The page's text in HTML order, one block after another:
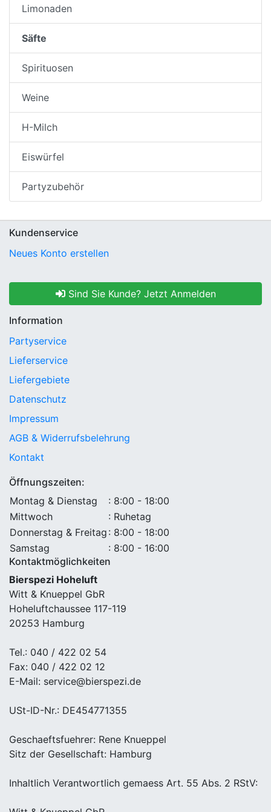
Limonaden
Säfte
Spirituosen
Weine
H-Milch
Eiswürfel
Partyzubehör
Kundenservice
Neues Konto erstellen
Sind Sie Kunde? Jetzt Anmelden
Information
Partyservice
Lieferservice
Liefergebiete
Datenschutz
Impressum
AGB & Widerrufsbelehrung
Kontakt
Öffnungszeiten:
Montag & Dienstag
: 8:00 - 18:00
Mittwoch
: Ruhetag
Donnerstag & Freitag : 8:00 - 18:00
Samstag
: 8:00 - 16:00
Kontaktmöglichkeiten
Bierspezi Hoheluft
Witt & Knueppel GbR
Hoheluftchaussee 117-119
20253 Hamburg
Tel.: 040 / 422 02 54
Fax: 040 / 422 02 12
E-Mail: service@bierspezi.de
USt-ID-Nr.: DE454771355
Geschaeftsfuehrer: Rene Knueppel
Sitz der Gesellschaft: Hamburg
Inhaltlich Verantwortlich gemaess Art. 55 Abs. 2 RStV: